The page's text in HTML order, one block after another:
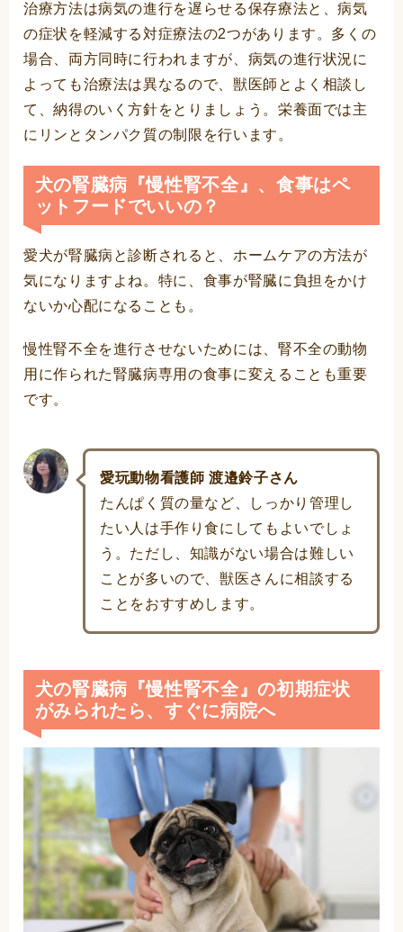
治療方法は病気の進行を遅らせる保存療法と、病気
の症状を軽減する対症療法の2つがあります。多くの
場合、両方同時に行われますが、病気の進行状況に
よっても治療法は異なるので、獣医師とよく相談し
て、納得のいく方針をとりましょう。栄養面では主
にリンとタンパク質の制限を行います。
犬の腎臓病『慢性腎不全』、食事はペ
ットフードでいいの？
愛犬が腎臓病と診断されると、ホームケアの方法が
気になりますよね。特に、食事が腎臓に負担をかけ
ないか心配になることも。
慢性腎不全を進行させないためには、腎不全の動物
用に作られた腎臓病専用の食事に変えることも重要
です。
愛玩動物看護師 渡邉鈴子さん
たんぱく質の量など、しっかり管理し
たい人は手作り食にしてもよいでしょ
う。ただし、知識がない場合は難しい
ことが多いので、獣医さんに相談する
ことをおすすめします。
犬の腎臓病『慢性腎不全』の初期症状
がみられたら、すぐに病院へ